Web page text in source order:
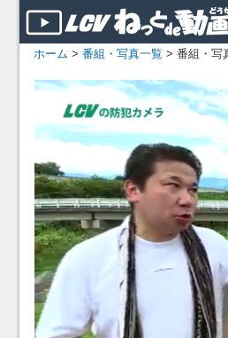
ホーム > 番組・写真一覧 > 番組・写